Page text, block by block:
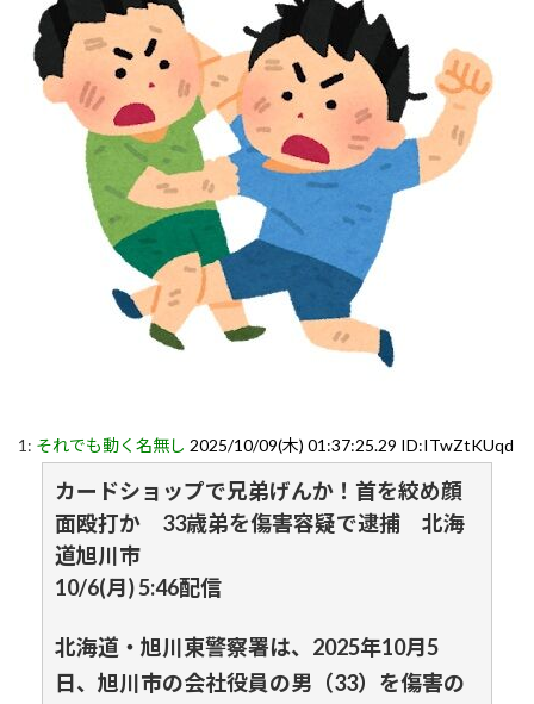
1: それでも動く名無し 2025/10/09(木) 01:37:25.29 ID:ITwZtKUqd
カードショップで兄弟げんか！首を絞め顔
面殴打か 33歳弟を傷害容疑で逮捕 北海
道旭川市
10/6(月) 5:46配信
北海道・旭川東警察署は、2025年10月5
日、旭川市の会社役員の男（33）を傷害の